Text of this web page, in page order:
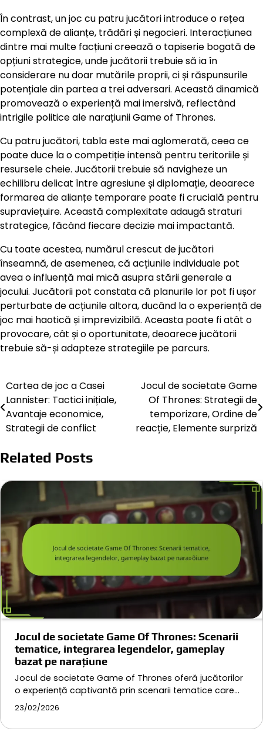
În contrast, un joc cu patru jucători introduce o rețea
complexă de alianțe, trădări și negocieri. Interacțiunea
dintre mai multe facțiuni creează o tapiserie bogată de
opțiuni strategice, unde jucătorii trebuie să ia în
considerare nu doar mutările proprii, ci și răspunsurile
potențiale din partea a trei adversari. Această dinamică
promovează o experiență mai imersivă, reflectând
intrigile politice ale narațiunii Game of Thrones.
Cu patru jucători, tabla este mai aglomerată, ceea ce
poate duce la o competiție intensă pentru teritoriile și
resursele cheie. Jucătorii trebuie să navigheze un
echilibru delicat între agresiune și diplomație, deoarece
formarea de alianțe temporare poate fi crucială pentru
supraviețuire. Această complexitate adaugă straturi
strategice, făcând fiecare decizie mai impactantă.
Cu toate acestea, numărul crescut de jucători
înseamnă, de asemenea, că acțiunile individuale pot
avea o influență mai mică asupra stării generale a
jocului. Jucătorii pot constata că planurile lor pot fi ușor
perturbate de acțiunile altora, ducând la o experiență de
joc mai haotică și imprevizibilă. Aceasta poate fi atât o
provocare, cât și o oportunitate, deoarece jucătorii
trebuie să-și adapteze strategiile pe parcurs.
Post
navigation
Cartea de joc a Casei
Lannister: Tactici inițiale,
Avantaje economice,
Strategii de conflict
Jocul de societate Game
Of Thrones: Strategii de
temporizare, Ordine de
reacție, Elemente surpriză
Related Posts
Jocul de societate Game Of Thrones: Scenarii
tematice, integrarea legendelor, gameplay
bazat pe narațiune
Jocul de societate Game of Thrones oferă jucătorilor
o experiență captivantă prin scenarii tematice care…
23/02/2026